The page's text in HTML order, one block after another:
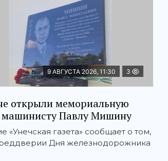
9 АВГУСТА 2026, 11:30 3
открыли мемориальную
машинисту Павлу Мишину
«Унечская газета» сообщает о том,
Дня железнодорожника